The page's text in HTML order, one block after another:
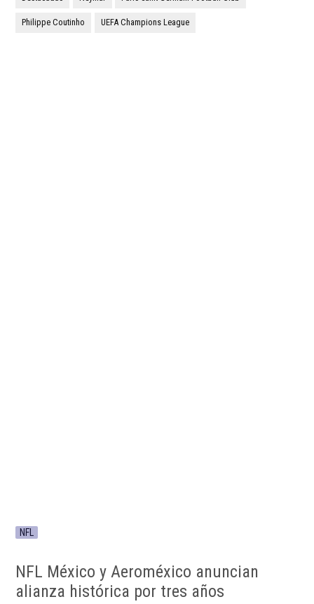
Philippe Coutinho UEFA Champions League
NFL
NFL México y Aeroméxico anuncian
alianza histórica por tres años